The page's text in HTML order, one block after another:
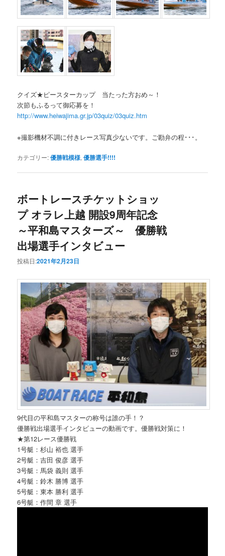
クイズ★ピースターカップ 当たった方おめ～！
次節もふるって御応募を！
http://www.heiwajima.gr.jp/03quiz/03quiz.htm
※撮影機材不調に付きレース写真少ないです。ご勘弁の程･･･。
カテゴリー:優勝戦模様,優勝選手!!!!
ボートレースチケットショッ
プ オラレ上越 開設9周年記念
～平和島マスターズ～ 優勝戦
出場選手インタビュー
投稿日:2021年2月23日
9代目の平和島マスターの称号は誰の手！？
優勝戦出場選手インタビューの動画です。優勝戦対策に！
★第12レース優勝戦
1号艇：杉山 裕也 選手
2号艇：吉田 俊彦 選手
3号艇：馬袋 義則 選手
4号艇：鈴木 勝博 選手
5号艇：東本 勝利 選手
6号艇：作間 章 選手